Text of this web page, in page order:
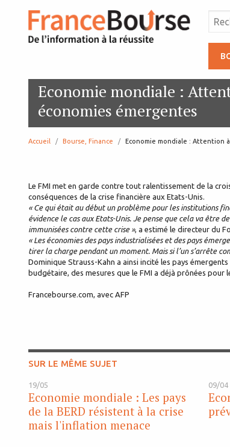
Economie mondiale :
économies émergentes
Accueil Bourse, Finance page:
Economie mondiale : Attention
Le FMI met en garde contre tout ralentissement de la
conséquences de la crise financière aux Etats-Unis.
« Ce qui était au début un problème pour les institutions
évidence le cas aux Etats-Unis. Je pense que cela va être
immunisées contre cette crise », a estimé le directeur du
« Les économies des pays industrialisées et des pays
tirer la charge pendant un moment. Mais si l’un s’arrête
Dominique Strauss-Kahn a ainsi incité les pays
budgétaire, des mesures que le FMI a déjà prônées pour
Francebourse.com, avec AFP
SUR LE MÊME SUJET
19/05
Economie mondiale : Les pays
de la BERD résistent à la crise
mais l'inflation menace
09/04